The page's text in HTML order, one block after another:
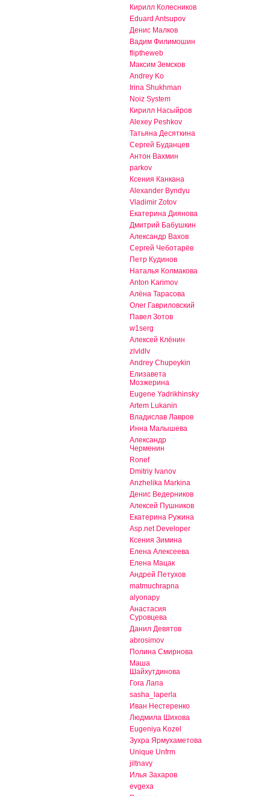
Кирилл Колесников
Eduard Antsupov
Денис Малков
Вадим Филимошин
fliptheweb
Максим Земсков
Andrey Ko
Irina Shukhman
Noiz System
Кирилл Насыйров
Alexey Peshkov
Татьяна Десяткина
Сергей Буданцев
Антон Вахмин
parkov
Ксения Канкана
Alexander Byndyu
Vladimir Zotov
Екатерина Диянова
Дмитрий Бабушкин
Александр Вахов
Сергей Чеботарёв
Петр Кудинов
Наталья Колмакова
Anton Karimov
Алёна Тарасова
Олег Гавриловский
Павел Зотов
w1serg
Алексей Клёнин
zlvldlv
Andrey Chupeykin
Елизавета
Мозжерина
Eugene Yadrikhinsky
Artem Lukanin
Владислав Лавров
Инна Малышева
Александр
Черменин
Ronef
Dmitriy Ivanov
Anzhelika Markina
Денис Ведерников
Алексей Пушников
Екатерина Ружина
Asp.net Developer
Ксения Зимина
Елена Алексеева
Елена Мацак
Андрей Петухов
matmuchrapna
alyonapy
Анастасия
Суровцева
Данил Девятов
abrosimov
Полина Смирнова
Маша
Шайхутдинова
Гога Лапа
sasha_laperla
Иван Нестеренко
Людмила Шихова
Eugeniya Kozel
Зухра Ярмухаметова
Unique Unfrm
jiltnavy
Илья Захаров
evgexa